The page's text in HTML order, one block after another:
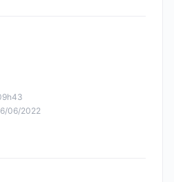
06/2022